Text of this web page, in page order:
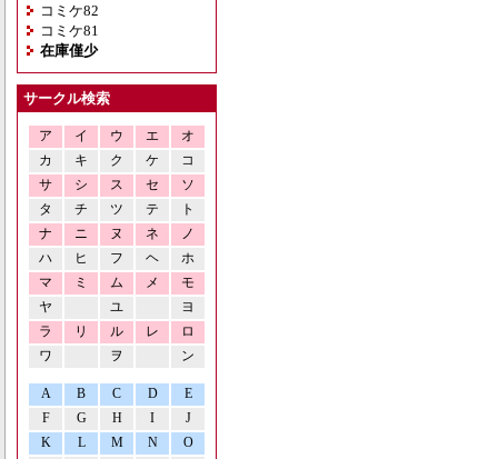
コミケ82
コミケ81
在庫僅少
サークル検索
ア イ ウ エ
オ
カ
キ ク ケ
コ
サ
シ ス セ
ソ
タ
チ ツ テ
ト
ナ
ニ ヌ ネ
ノ
ハ
ヒ フ ヘ
ホ
マ
ミ ム メ
モ
ヤ
ユ
ヨ
ラ
リ ル レ
ロ
ワ
ヲ ン
A B C D
E
F
G H I
J
K
L M N O